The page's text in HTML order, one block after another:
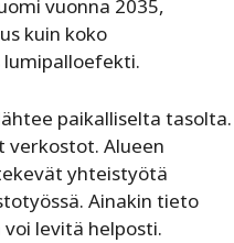
vuonna 2035,
kuin koko
paikalliselta tasolta.
verkostot. Alueen
yhteistyötä
Ainakin tieto
levitä helposti.